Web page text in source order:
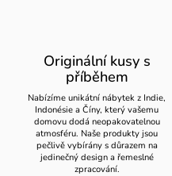
Originální kusy s
příběhem
Nabízíme unikátní nábytek z Indie,
Indonésie a Číny, který vašemu
domovu dodá neopakovatelnou
atmosféru. Naše produkty jsou
pečlivě vybírány s důrazem na
jedinečný design a řemeslné
zpracování.